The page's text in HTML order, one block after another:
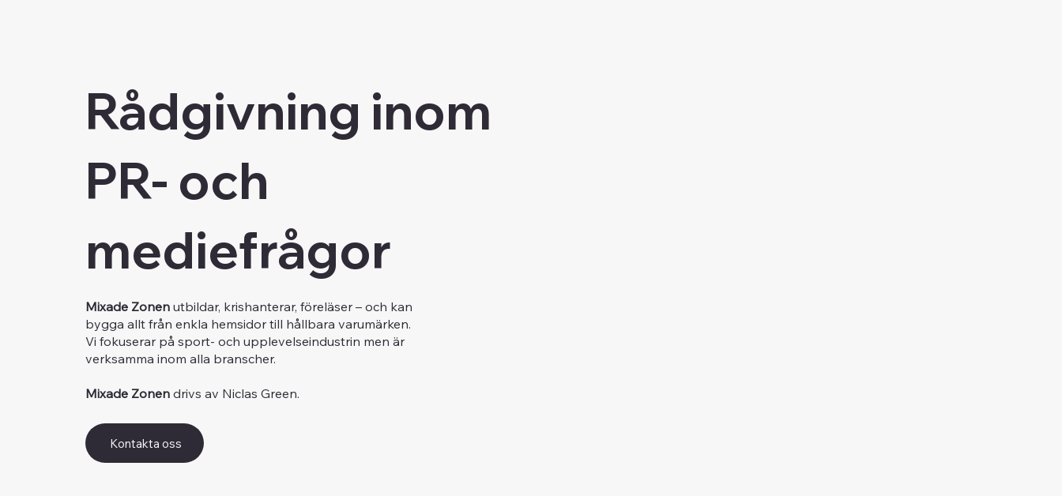
Rådgivning inom
PR- och
mediefrågor
Mixade Zonenutbildar, krishanterar, föreläser – och kan
bygga allt från enkla hemsidor till hållbara varumärken.
Vi fokuserar på sport- och upplevelseindustrin men är
verksamma inom alla branscher.
Mixade Zonendrivs av Niclas Green.
Kontakta oss